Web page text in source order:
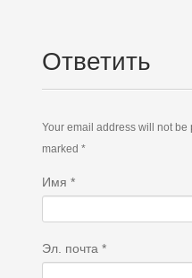
Ответить
Your email address will not
marked *
Имя *
Эл. почта *